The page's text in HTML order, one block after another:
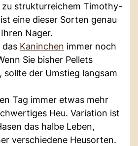
zu strukturreichem Timothy-
eine dieser Sorten genau
Nager.
das Kaninchen immer noch
Sie bisher Pellets
der Umstieg langsam
Tag immer etwas mehr
Heu. Variation ist
das halbe Leben,
verschiedene Heusorten.